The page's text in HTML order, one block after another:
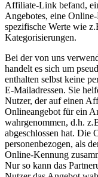
Affiliate-Link befand,
Angebotes, eine
spezifische Werte wie
Kategorisierungen.
Bei der von uns
handelt es sich um
enthalten selbst keine
E-Mailadressen. Sie
Nutzer, der auf einen
Onlineangebot für ein
wahrgenommen, d.h.
abgeschlossen hat. Die
personenbezogen, als
Online-Kennung
Nur so kann das